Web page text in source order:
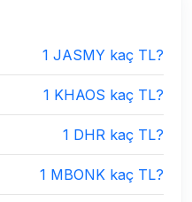
1 JASMY kaç TL?
1 KHAOS kaç TL?
1 DHR kaç TL?
1 MBONK kaç TL?